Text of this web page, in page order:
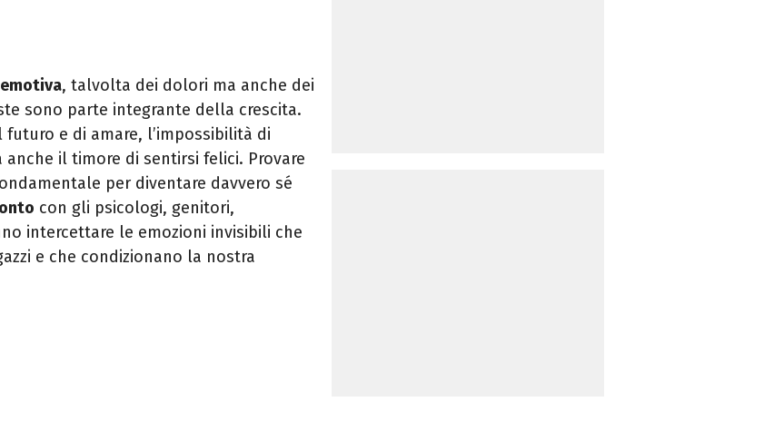
, talvolta dei dolori ma anche dei
sono parte integrante della crescita.
e di amare, l’impossibilità di
il timore di sentirsi felici. Provare
per diventare davvero sé
con gli psicologi, genitori,
intercettare le emozioni invisibili che
e che condizionano la nostra